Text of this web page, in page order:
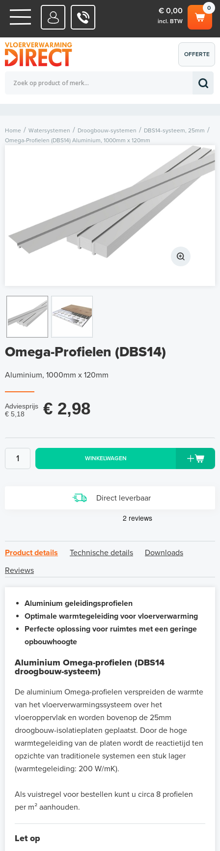
WATERSYSTEMEN
ELEKTRISCHE SYSTEMEN
0
€ 0,00
incl. BTW
Totaalbedrag (incl. BTW) € 0,00
OFFERTE
AANVRAGEN
Home Watersystemen Droogbouw-systemen
DBS14-systeem, 25mm
Omega-Profielen (DBS14) Aluminium, 1000mm x 120mm
Omega-Profielen (DBS14)
Aluminium, 1000mm x 120mm
Adviesprijs
€ 5,18
€ 2,98
WINKELWAGEN
Direct leverbaar
Product details Technische details
Downloads
Reviews
Aluminium geleidingsprofielen
Optimale warmtegeleiding voor vloerverwarming
Perfecte oplossing voor ruimtes met een geringe
opbouwhoogte
Aluminium Omega-profielen (DBS14
droogbouw-systeem)
De aluminium Omega-profielen verspreiden de warmte
van het vloerverwarmingssysteem over het
vloeroppervlak en worden bovenop de 25mm
droogbouw-isolatieplaten geplaatst. Door de hoge
warmtegeleiding van de platen wordt de reactietijd ten
opzichte van traditionele systemen een stuk lager
(warmtegeleiding: 200 W/mK).
Als vuistregel voor bestellen kunt u circa 8 profielen
per m² aanhouden.
Let op